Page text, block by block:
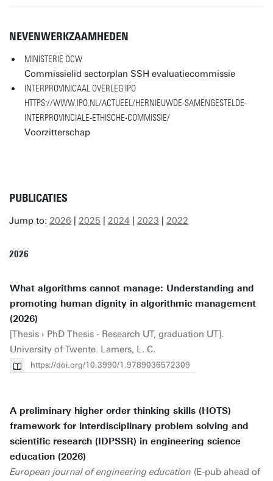
NEVENWERKZAAMHEDEN
MINISTERIE OCW
Commissielid sectorplan SSH evaluatiecommissie
INTERPROVINICAAL OVERLEG IPO
HTTPS://WWW.IPO.NL/ACTUEEL/HERNIEUWDE-SAMENGESTELDE-
INTERPROVINCIALE-ETHISCHE-COMMISSIE/
Voorzitterschap
PUBLICATIES
Jump to: 2026 | 2025 | 2024 | 2023 | 2022
2026
What algorithms cannot manage: Understanding and
promoting human dignity in algorithmic management
(2026)
[Thesis › PhD Thesis - Research UT, graduation UT].
University of Twente. Lamers, L. C.
https://doi.org/10.3990/1.9789036572309
A preliminary higher order thinking skills (HOTS)
framework for interdisciplinary problem solving and
scientific research (IDPSSR) in engineering science
education (2026)
European journal of engineering education (E-pub ahead of